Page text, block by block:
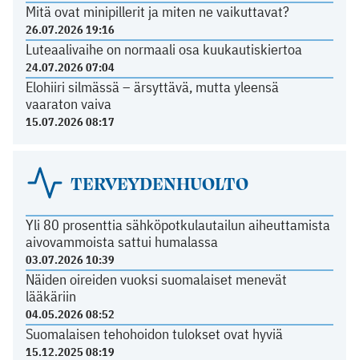
Mitä ovat minipillerit ja miten ne vaikuttavat?
26.07.2026 19:16
Luteaalivaihe on normaali osa kuukautiskiertoa
24.07.2026 07:04
Elohiiri silmässä – ärsyttävä, mutta yleensä
vaaraton vaiva
15.07.2026 08:17
TERVEYDENHUOLTO
Yli 80 prosenttia sähköpotkulautailun aiheuttamista
aivovammoista sattui humalassa
03.07.2026 10:39
Näiden oireiden vuoksi suomalaiset menevät
lääkäriin
04.05.2026 08:52
Suomalaisen tehohoidon tulokset ovat hyviä
15.12.2025 08:19